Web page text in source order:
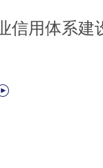
信用体系建